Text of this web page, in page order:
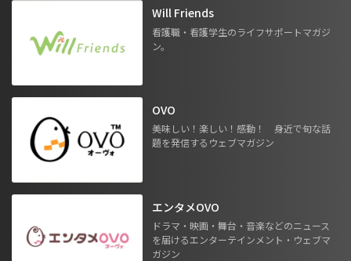
Will Friends
看護職・看護学生のライフサポートマガジ
ン。
OVO
美味しい！楽しい！感動！ 身近で旬な話
題を発信するウェブマガジン
エンタメOVO
ドラマ・映画・舞台・音楽などのニュース
を届けるエンターテインメント・ウェブマ
ガジン